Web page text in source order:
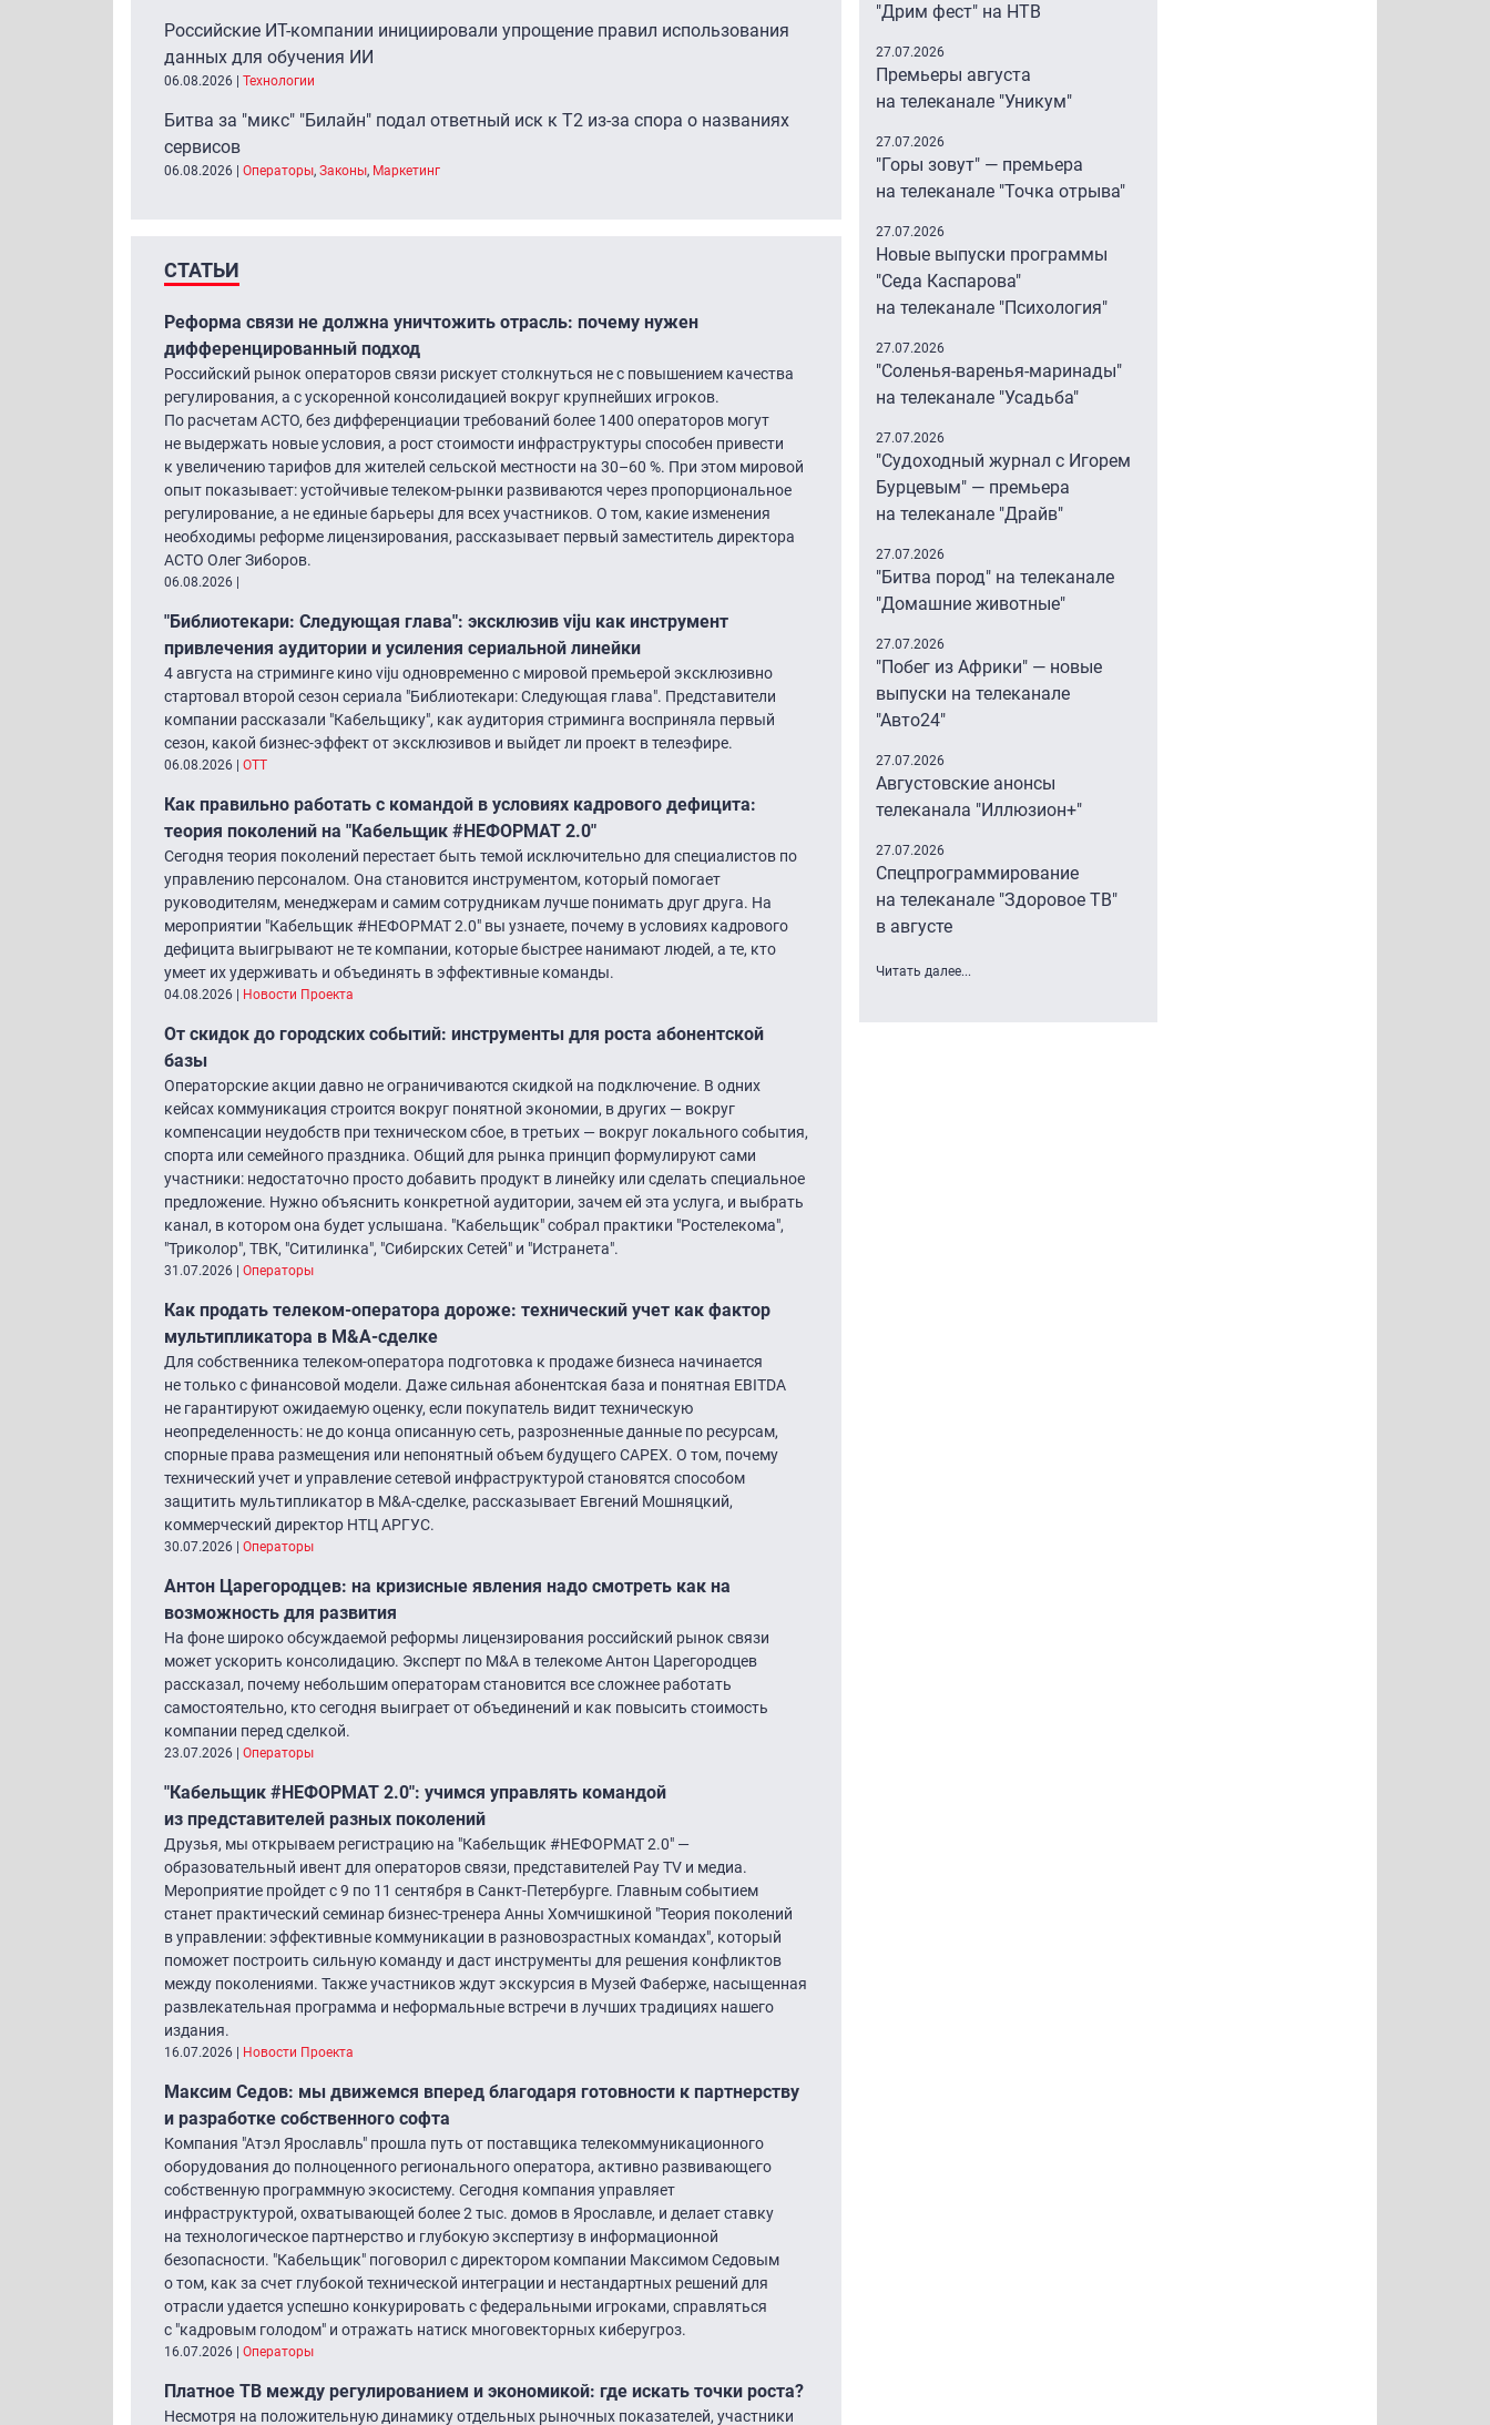
Российские ИТ-компании инициировали упрощение правил использования
данных для обучения ИИ
06.08.2026 | Технологии
Битва за "микс" "Билайн" подал ответный иск к Т2 из-за спора о названиях
сервисов
06.08.2026 | Операторы, Законы, Маркетинг
СТАТЬИ
Реформа связи не должна уничтожить отрасль: почему нужен
дифференцированный подход
Российский рынок операторов связи рискует столкнуться не с повышением качества
регулирования, а с ускоренной консолидацией вокруг крупнейших игроков.
По расчетам АСТО, без дифференциации требований более 1400 операторов могут
не выдержать новые условия, а рост стоимости инфраструктуры способен привести
к увеличению тарифов для жителей сельской местности на 30–60 %. При этом мировой
опыт показывает: устойчивые телеком-рынки развиваются через пропорциональное
регулирование, а не единые барьеры для всех участников. О том, какие изменения
необходимы реформе лицензирования, рассказывает первый заместитель директора
АСТО Олег Зиборов.
06.08.2026 |
"Библиотекари: Следующая глава": эксклюзив viju как инструмент
привлечения аудитории и усиления сериальной линейки
4 августа на стриминге кино viju одновременно с мировой премьерой эксклюзивно
стартовал второй сезон сериала "Библиотекари: Следующая глава". Представители
компании рассказали "Кабельщику", как аудитория стриминга восприняла первый
сезон, какой бизнес-эффект от эксклюзивов и выйдет ли проект в телеэфире.
06.08.2026 | ОТТ
Как правильно работать с командой в условиях кадрового дефицита:
теория поколений на "Кабельщик #НЕФОРМАТ 2.0"
Сегодня теория поколений перестает быть темой исключительно для специалистов по
управлению персоналом. Она становится инструментом, который помогает
руководителям, менеджерам и самим сотрудникам лучше понимать друг друга. На
мероприятии "Кабельщик #НЕФОРМАТ 2.0" вы узнаете, почему в условиях кадрового
дефицита выигрывают не те компании, которые быстрее нанимают людей, а те, кто
умеет их удерживать и объединять в эффективные команды.
04.08.2026 | Новости Проекта
От скидок до городских событий: инструменты для роста абонентской
базы
Операторские акции давно не ограничиваются скидкой на подключение. В одних
кейсах коммуникация строится вокруг понятной экономии, в других — вокруг
компенсации неудобств при техническом сбое, в третьих — вокруг локального события,
спорта или семейного праздника. Общий для рынка принцип формулируют сами
участники: недостаточно просто добавить продукт в линейку или сделать специальное
предложение. Нужно объяснить конкретной аудитории, зачем ей эта услуга, и выбрать
канал, в котором она будет услышана. "Кабельщик" собрал практики "Ростелекома",
"Триколор", ТВК, "Ситилинка", "Сибирских Сетей" и "Истранета".
31.07.2026 | Операторы
Как продать телеком-оператора дороже: технический учет как фактор
мультипликатора в M&A-сделке
Для собственника телеком-оператора подготовка к продаже бизнеса начинается
не только с финансовой модели. Даже сильная абонентская база и понятная EBITDA
не гарантируют ожидаемую оценку, если покупатель видит техническую
неопределенность: не до конца описанную сеть, разрозненные данные по ресурсам,
спорные права размещения или непонятный объем будущего CAPEX. О том, почему
технический учет и управление сетевой инфраструктурой становятся способом
защитить мультипликатор в M&A-сделке, рассказывает Евгений Мошняцкий,
коммерческий директор НТЦ АРГУС.
30.07.2026 | Операторы
Антон Царегородцев: на кризисные явления надо смотреть как на
возможность для развития
На фоне широко обсуждаемой реформы лицензирования российский рынок связи
может ускорить консолидацию. Эксперт по M&A в телекоме Антон Царегородцев
рассказал, почему небольшим операторам становится все сложнее работать
самостоятельно, кто сегодня выиграет от объединений и как повысить стоимость
компании перед сделкой.
23.07.2026 | Операторы
"Кабельщик #НЕФОРМАТ 2.0″: учимся управлять командой
из представителей разных поколений
Друзья, мы открываем регистрацию на "Кабельщик #НЕФОРМАТ 2.0″ —
образовательный ивент для операторов связи, представителей Pay TV и медиа.
Мероприятие пройдет с 9 по 11 сентября в Санкт-Петербурге. Главным событием
станет практический семинар бизнес-тренера Анны Хомчишкиной "Теория поколений
в управлении: эффективные коммуникации в разновозрастных командах", который
поможет построить сильную команду и даст инструменты для решения конфликтов
между поколениями. Также участников ждут экскурсия в Музей Фаберже, насыщенная
развлекательная программа и неформальные встречи в лучших традициях нашего
издания.
16.07.2026 | Новости Проекта
Максим Седов: мы движемся вперед благодаря готовности к партнерству
и разработке собственного софта
Компания "Атэл Ярославль" прошла путь от поставщика телекоммуникационного
оборудования до полноценного регионального оператора, активно развивающего
собственную программную экосистему. Сегодня компания управляет
инфраструктурой, охватывающей более 2 тыс. домов в Ярославле, и делает ставку
на технологическое партнерство и глубокую экспертизу в информационной
безопасности. "Кабельщик" поговорил с директором компании Максимом Седовым
о том, как за счет глубокой технической интеграции и нестандартных решений для
отрасли удается успешно конкурировать с федеральными игроками, справляться
с "кадровым голодом" и отражать натиск многовекторных киберугроз.
16.07.2026 | Операторы
Платное ТВ между регулированием и экономикой: где искать точки роста?
Несмотря на положительную динамику отдельных рыночных показателей, участники
"Дрим фест" на НТВ
27.07.2026
Премьеры августа
на телеканале "Уникум"
27.07.2026
"Горы зовут" — премьера
на телеканале "Точка отрыва"
27.07.2026
Новые выпуски программы
"Седа Каспарова"
на телеканале "Психология"
27.07.2026
"Соленья-варенья-маринады"
на телеканале "Усадьба"
27.07.2026
"Судоходный журнал с Игорем
Бурцевым" — премьера
на телеканале "Драйв"
27.07.2026
"Битва пород" на телеканале
"Домашние животные"
27.07.2026
"Побег из Африки" — новые
выпуски на телеканале
"Авто24″
27.07.2026
Августовские анонсы
телеканала "Иллюзион+"
27.07.2026
Спецпрограммирование
на телеканале "Здоровое ТВ"
в августе
Читать далее...